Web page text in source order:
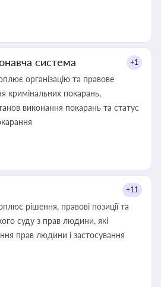
система +1
організацію та правове
кримінальних покарань,
виконання покарань та статус
+11
рішення, правові позиції та
суду з прав людини, які
прав людини і застосування